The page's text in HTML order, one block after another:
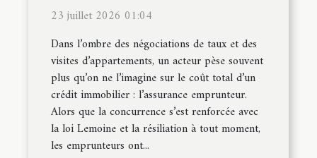
23 juillet 2026 01:04
Dans l’ombre des négociations de taux et des
visites d’appartements, un acteur pèse souvent
plus qu’on ne l’imagine sur le coût total d’un
crédit immobilier : l’assurance emprunteur.
Alors que la concurrence s’est renforcée avec
la loi Lemoine et la résiliation à tout moment,
les emprunteurs ont...